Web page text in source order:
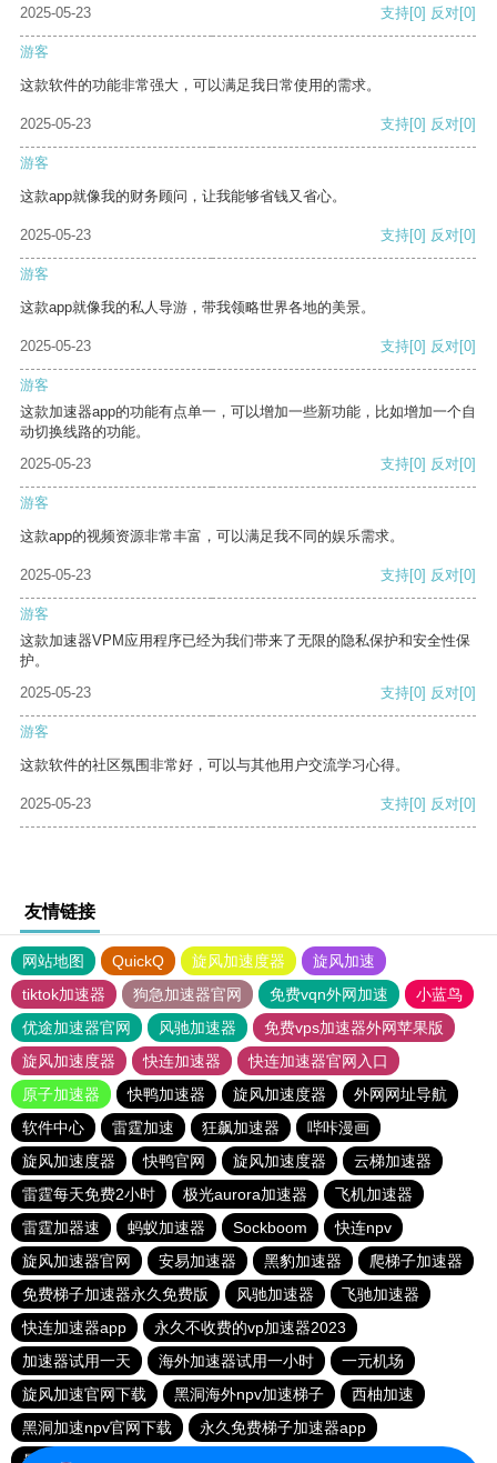
2025-05-23
支持[0] 反对[0]
游客
这款软件的功能非常强大，可以满足我日常使用的需求。
2025-05-23 支持[0] 反对[0]
游客
这款app就像我的财务顾问，让我能够省钱又省心。
2025-05-23 支持[0] 反对[0]
游客
这款app就像我的私人导游，带我领略世界各地的美景。
2025-05-23 支持[0] 反对[0]
游客
这款加速器app的功能有点单一，可以增加一些新功能，比如增加一个自
动切换线路的功能。
2025-05-23
支持[0] 反对[0]
游客
这款app的视频资源非常丰富，可以满足我不同的娱乐需求。
2025-05-23 支持[0] 反对[0]
游客
这款加速器VPM应用程序已经为我们带来了无限的隐私保护和安全性保
护。
2025-05-23
支持[0] 反对[0]
游客
这款软件的社区氛围非常好，可以与其他用户交流学习心得。
2025-05-23 支持[0] 反对[0]
友情链接
网站地图 QuickQ 旋风加速度器
旋风加速
tiktok加速器
狗急加速器官网 免费vqn外网加速
小蓝鸟
优途加速器官网
风驰加速器
免费vps加速器外网苹果版
旋风加速度器
快连加速器
快连加速器官网入口
原子加速器
快鸭加速器 旋风加速度器
外网网址导航
软件中心
雷霆加速 狂飙加速器
哔咔漫画
旋风加速度器
快鸭官网 旋风加速度器
云梯加速器
雷霆每天免费2小时
极光aurora加速器
飞机加速器
雷霆加器速
蚂蚁加速器 Sockboom
快连npv
旋风加速器官网
安易加速器 黑豹加速器
爬梯子加速器
免费梯子加速器永久免费版
风驰加速器
飞驰加速器
快连加速器app
永久不收费的vp加速器2023
加速器试用一天
海外加速器试用一小时
一元机场
旋风加速官网下载
黑洞海外npv加速梯子
西柚加速
黑洞加速npv官网下载
永久免费梯子加速器app